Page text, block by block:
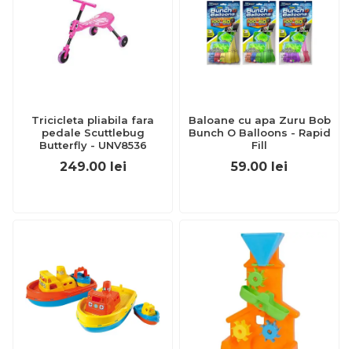
Tricicleta pliabila fara
pedale Scuttlebug
Butterfly - UNV8536
249.00 lei
Baloane cu apa Zuru Bob
Bunch O Balloons - Rapid
Fill
59.00 lei